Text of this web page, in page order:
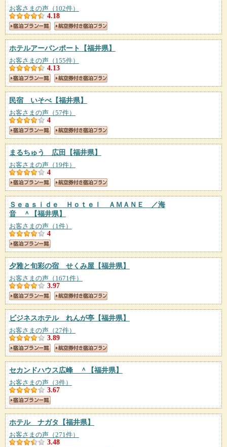
お客さまの声（102件）
4.18
ホテルアーバンポート 【福井県】
お客さまの声（155件）
4.13
民宿 いそべ【福井県】
お客さまの声（57件）
4
まるちゅう 広田 【福井県】
お客さまの声（19件）
4
Ｓｅａｓｉｄｅ Ｈｏｔｅｌ ＡＭＡＮＥ ／海
音 ＾
【福井県】
お客さまの声（1件）
4
夕雅と旬彩の宿 せくみ屋 【福井県】
お客さまの声（1671件）
3.97
ビジネスホテル れんが亭 【福井県】
お客さまの声（27件）
3.89
セカンドハウス広峰 ＾ 【福井県】
お客さまの声（3件）
3.67
ホテル ナガタ 【福井県】
お客さまの声（271件）
3.48